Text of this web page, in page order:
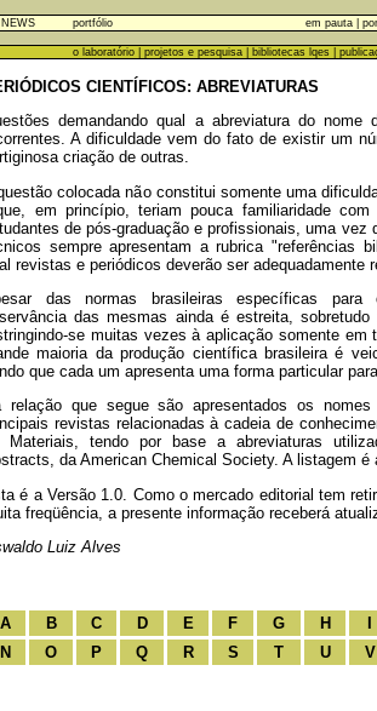
NEWS portfólio em pauta
o laboratório projetos e pesquisa bibliotecas lqes
CIENTÍFICOS: ABREVIATURAS
demandando qual a abreviatura do
A dificuldade vem do fato de existir um
criação de outras.
colocada não constitui somente uma
em princípio, teriam pouca familiaridade
de pós-graduação e profissionais, uma vez
sempre apresentam a rubrica "referências
revistas e periódicos deverão ser adequadamente
das normas brasileiras específicas para
das mesmas ainda é estreita,
se muitas vezes à aplicação somente em
maioria da produção científica brasileira é
que cada um apresenta uma forma particular
relação que segue são apresentados os
revistas relacionadas à cadeia de
Materiais, tendo por base a abreviaturas
da American Chemical Society. A listagem é
é a Versão 1.0. Como o mercado editorial tem
freqüência, a presente informação receberá
Luiz Alves
A B C D E F G H I
N
O P Q R S T U V